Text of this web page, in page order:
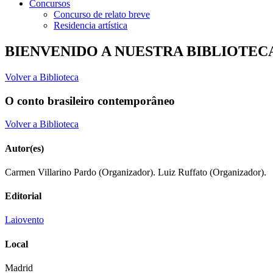
Concursos
Concurso de relato breve
Residencia artística
BIENVENIDO A NUESTRA
Volver a Biblioteca
O conto brasileiro contemporâneo
Volver a Biblioteca
Autor(es)
Carmen Villarino Pardo (Organizador). Luiz Ruffato (Organizador).
Editorial
Laiovento
Local
Madrid